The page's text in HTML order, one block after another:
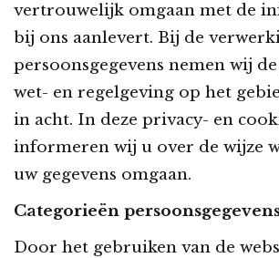
vertrouwelijk omgaan met de
bij ons aanlevert. Bij de
persoonsgegevens nemen wij
wet- en regelgeving op het
in acht. In deze privacy- en
informeren wij u over de wijze
uw gegevens omgaan.
Categorieën
Door het gebruiken van de